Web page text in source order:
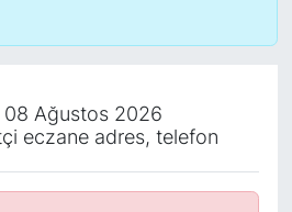
Ağustos 2026
eczane adres, telefon